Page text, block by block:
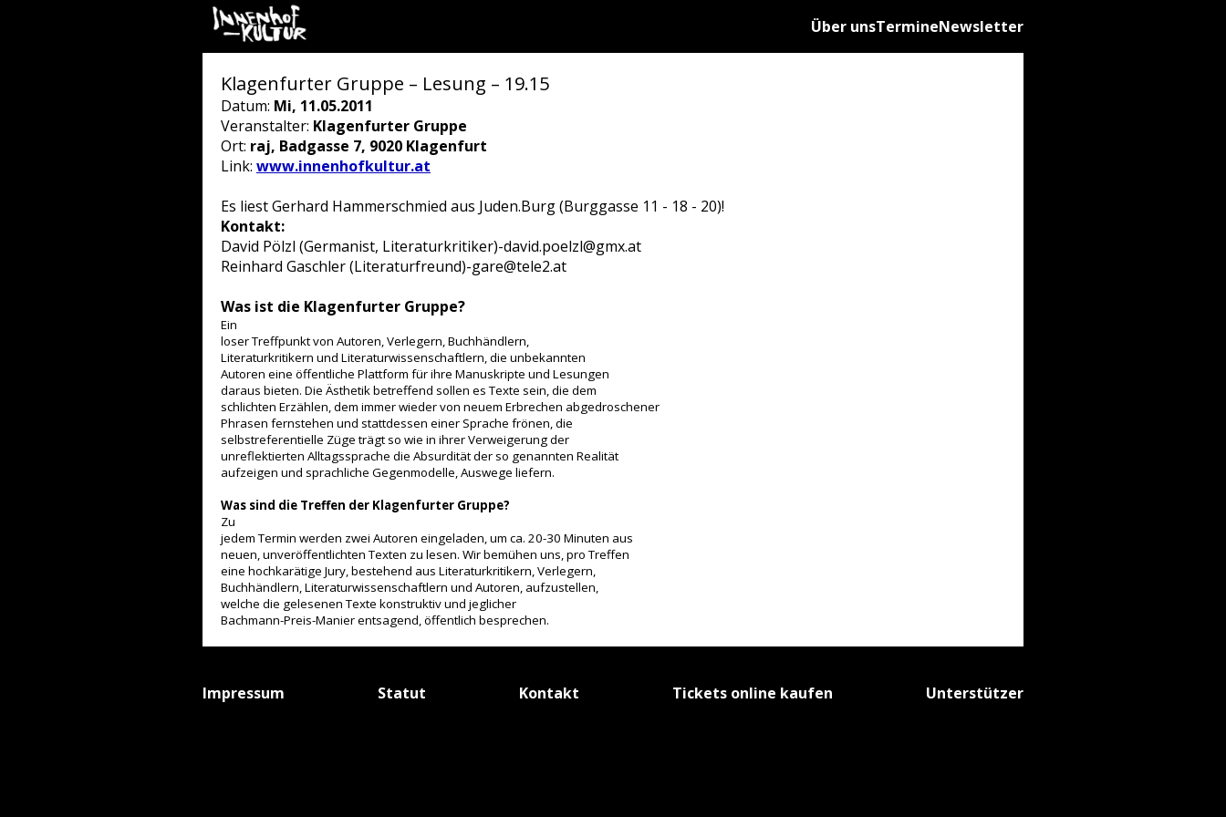
Über unsTermineNewsletter
Klagenfurter Gruppe – Lesung – 19.15
Datum: Mi, 11.05.2011
Veranstalter: Klagenfurter Gruppe
Ort: raj, Badgasse 7, 9020 Klagenfurt
Link: www.innenhofkultur.at
Es liest Gerhard Hammerschmied aus Juden.Burg (Burggasse 11 - 18 - 20)!
Kontakt:
David Pölzl (Germanist, Literaturkritiker)-david.poelzl@gmx.at
Reinhard Gaschler (Literaturfreund)-gare@tele2.at
Was ist die Klagenfurter Gruppe?
Ein
loser Treffpunkt von Autoren, Verlegern, Buchhändlern,
Literaturkritikern und Literaturwissenschaftlern, die unbekannten
Autoren eine öffentliche Plattform für ihre Manuskripte und Lesungen
daraus bieten. Die Ästhetik betreffend sollen es Texte sein, die dem
schlichten Erzählen, dem immer wieder von neuem Erbrechen abgedroschener
Phrasen fernstehen und stattdessen einer Sprache frönen, die
selbstreferentielle Züge trägt so wie in ihrer Verweigerung der
unreflektierten Alltagssprache die Absurdität der so genannten Realität
aufzeigen und sprachliche Gegenmodelle, Auswege liefern.
Was sind die Treffen der Klagenfurter Gruppe?
Zu
jedem Termin werden zwei Autoren eingeladen, um ca. 20-30 Minuten aus
neuen, unveröffentlichten Texten zu lesen. Wir bemühen uns, pro Treffen
eine hochkarätige Jury, bestehend aus Literaturkritikern, Verlegern,
Buchhändlern, Literaturwissenschaftlern und Autoren, aufzustellen,
welche die gelesenen Texte konstruktiv und jeglicher
Bachmann-Preis-Manier entsagend, öffentlich besprechen.
Impressum Statut Kontakt Tickets online kaufen Unterstützer